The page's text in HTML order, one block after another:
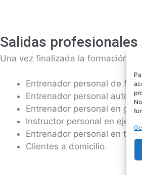
Salidas profesionales
Una vez finalizada la formación,
Entrenador personal de
Entrenador personal
Entrenador personal en
Instructor personal en
Entrenador personal en tu
Clientes a domicilio.